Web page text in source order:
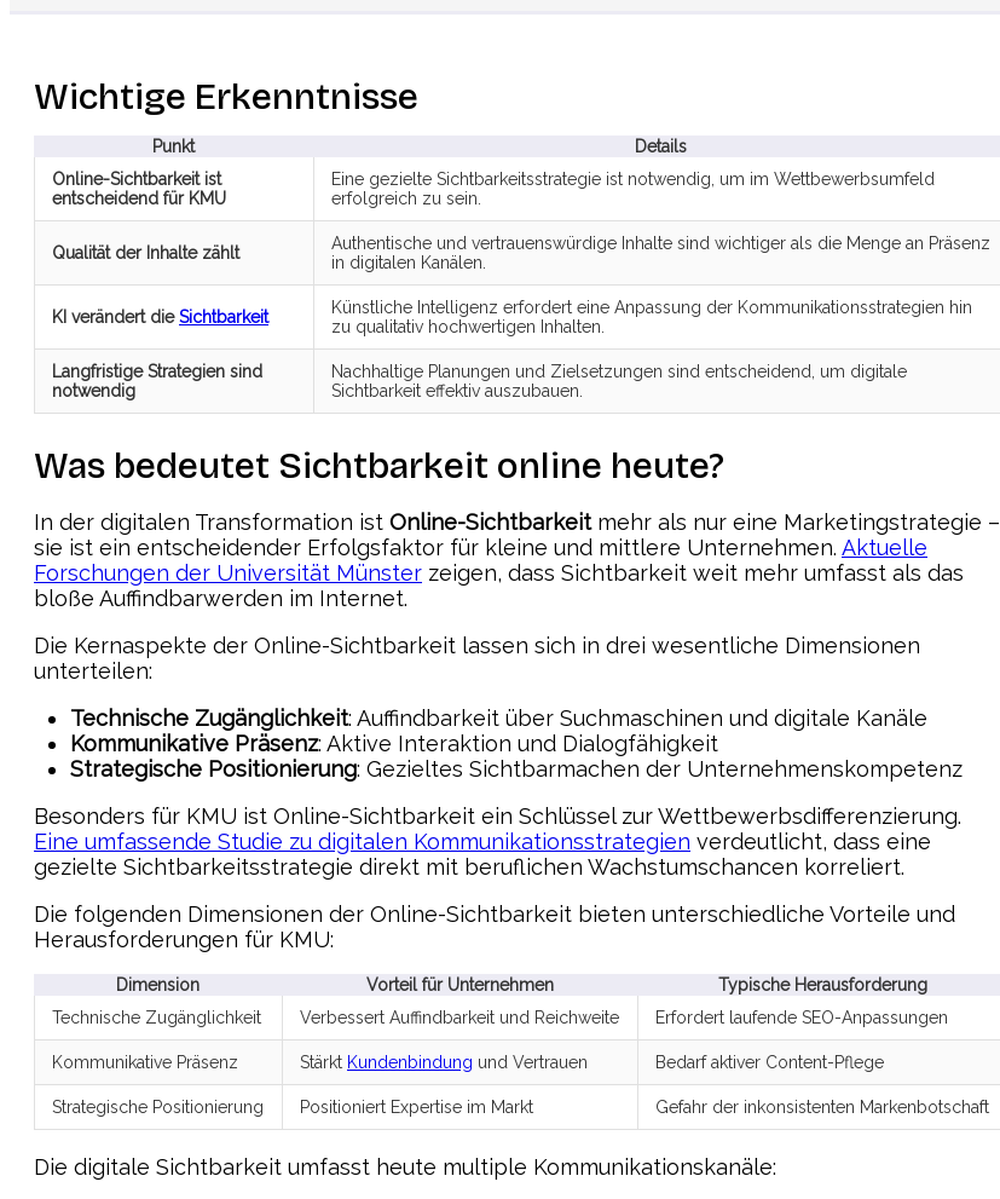
Wichtige Erkenntnisse
Punkt
Details
Online-Sichtbarkeit ist
entscheidend für KMU
Eine gezielte Sichtbarkeitsstrategie ist notwendig, um im Wettbewerbsumfeld
erfolgreich zu sein.
Qualität der Inhalte zählt
Authentische und vertrauenswürdige Inhalte sind wichtiger als die Menge an Präsenz
in digitalen Kanälen.
KI verändert dieSichtbarkeit
Künstliche Intelligenz erfordert eine Anpassung der Kommunikationsstrategien hin
zu qualitativ hochwertigen Inhalten.
Langfristige Strategien sind
notwendig
Nachhaltige Planungen und Zielsetzungen sind entscheidend, um digitale
Sichtbarkeit effektiv auszubauen.
Was bedeutet Sichtbarkeit online heute?
In der digitalen Transformation ist Online-Sichtbarkeitmehr als nur eine Marketingstrategie –
sie ist ein entscheidender Erfolgsfaktor für kleine und mittlere Unternehmen. Aktuelle
Forschungen der Universität Münster zeigen, dass Sichtbarkeit weit mehr umfasst als das
bloße Auffindbarwerden im Internet.
Die Kernaspekte der Online-Sichtbarkeit lassen sich in drei wesentliche Dimensionen
unterteilen:
Technische Zugänglichkeit: Auffindbarkeit über Suchmaschinen und digitale Kanäle
Kommunikative Präsenz: Aktive Interaktion und Dialogfähigkeit
Strategische Positionierung: Gezieltes Sichtbarmachen der Unternehmenskompetenz
Besonders für KMU ist Online-Sichtbarkeit ein Schlüssel zur Wettbewerbsdifferenzierung.
Eine umfassende Studie zu digitalen Kommunikationsstrategien verdeutlicht, dass eine
gezielte Sichtbarkeitsstrategie direkt mit beruflichen Wachstumschancen korreliert.
Die folgenden Dimensionen der Online-Sichtbarkeit bieten unterschiedliche Vorteile und
Herausforderungen für KMU:
Dimension Vorteil für Unternehmen
Typische Herausforderung
Technische Zugänglichkeit
Verbessert Auffindbarkeit und Reichweite Erfordert laufende SEO-Anpassungen
Kommunikative Präsenz Stärkt Kundenbindung und Vertrauen Bedarf aktiver Content-Pflege
Strategische Positionierung Positioniert Expertise im Markt Gefahr der inkonsistenten Markenbotschaft
Die digitale Sichtbarkeit umfasst heute multiple Kommunikationskanäle: